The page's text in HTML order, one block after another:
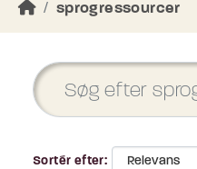
sprogressourcer
Sortér efter